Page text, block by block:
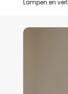
Lampen en
Ga